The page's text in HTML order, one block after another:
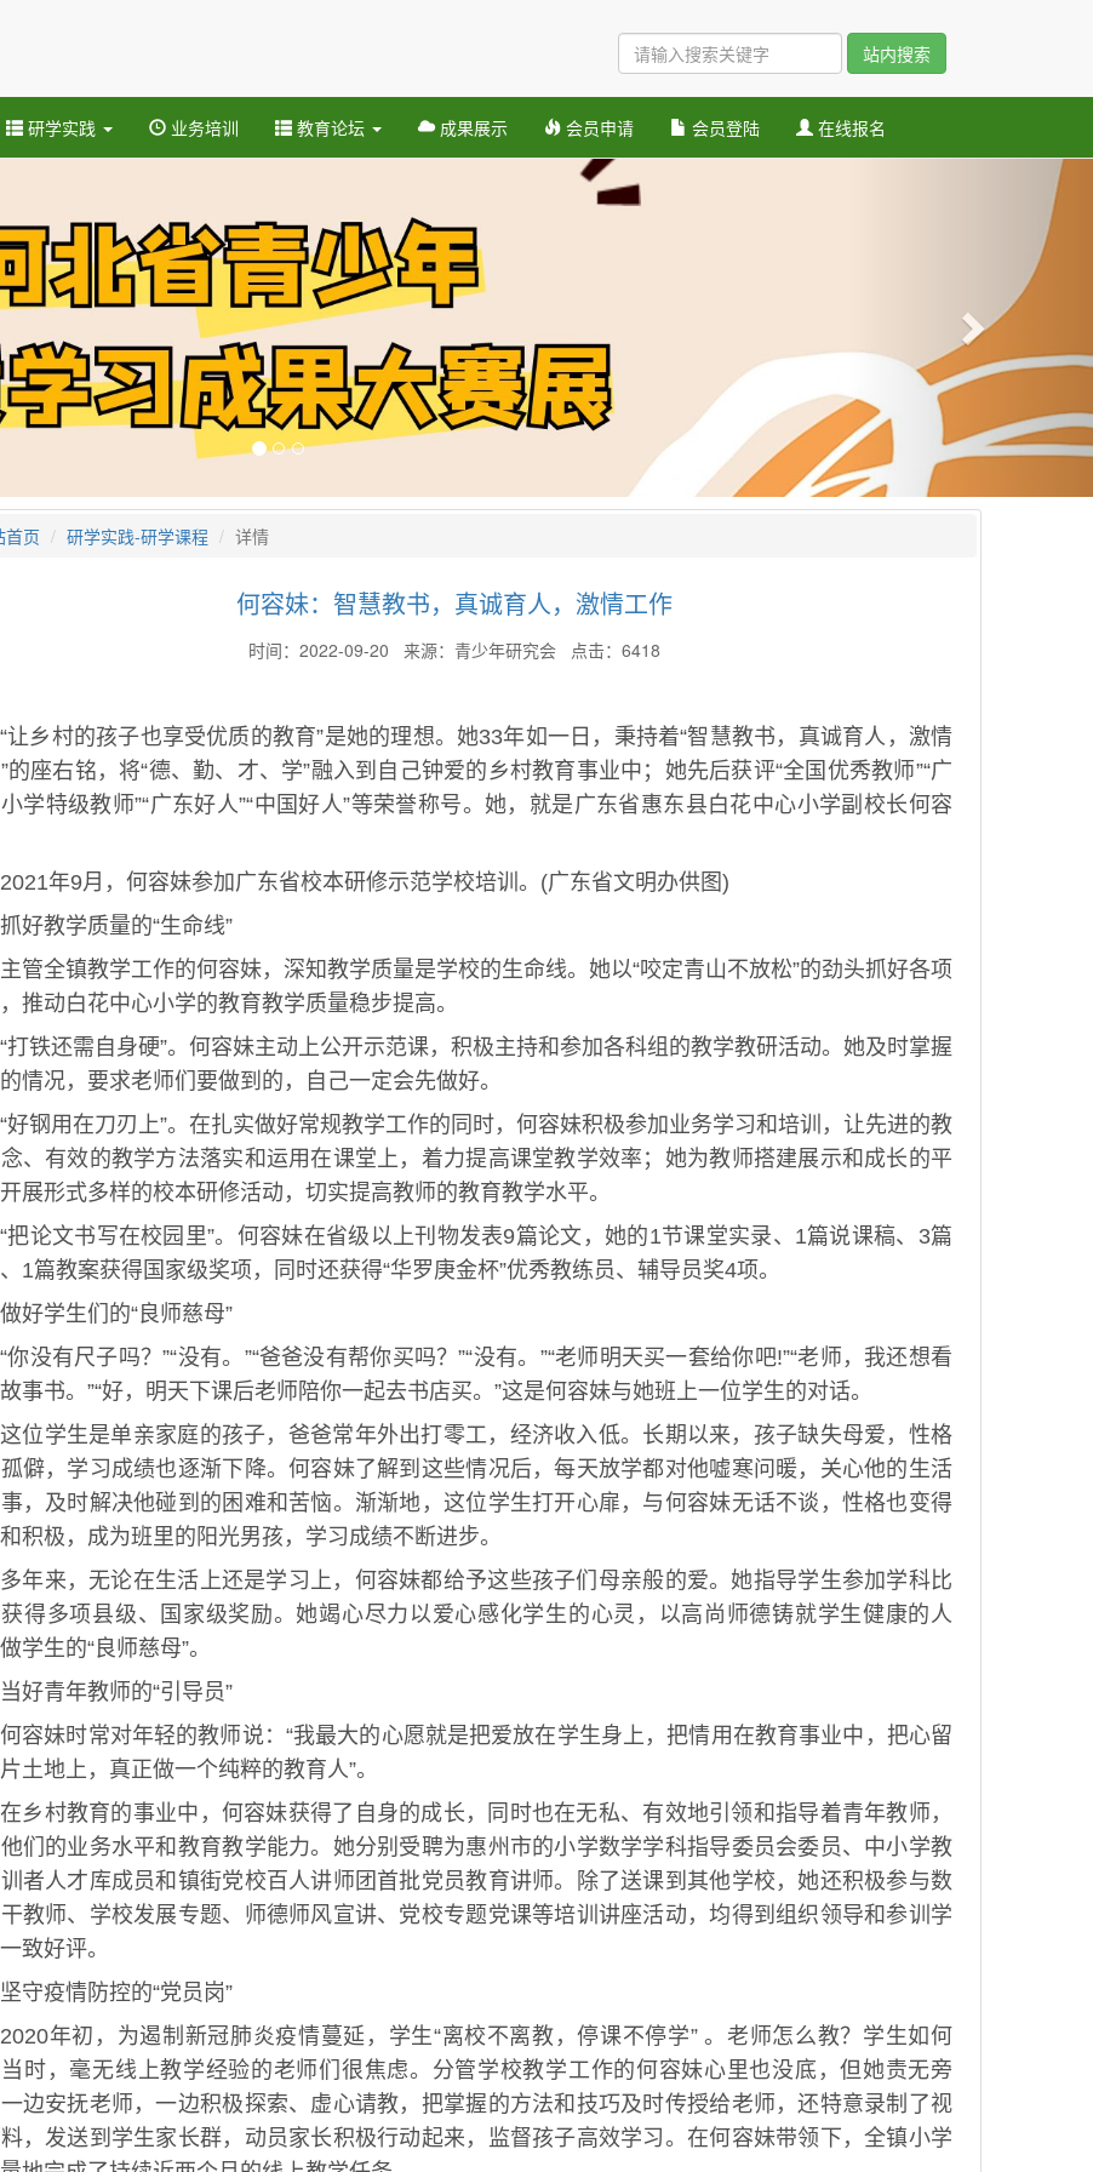
站内搜索
研学实践 业务培训 教育论坛 成果展示 会员申请 会员登陆 在线报名
首页 研学实践-研学课程 详情
何容妹：智慧教书，真诚育人，激情工作
时间：2022-09-20 来源：青少年研究会 点击：6418
“让乡村的孩子也享受优质的教育”是她的理想。她33年如一日，秉持着“智慧教书，真诚育人，激情
的座右铭，将“德、勤、才、学”融入到自己钟爱的乡村教育事业中；她先后获评“全国优秀教师”“广
学特级教师”“广东好人”“中国好人”等荣誉称号。她，就是广东省惠东县白花中心小学副校长何容
2021年9月，何容妹参加广东省校本研修示范学校培训。(广东省文明办供图)
抓好教学质量的“生命线”
主管全镇教学工作的何容妹，深知教学质量是学校的生命线。她以“咬定青山不放松”的劲头抓好各项
推动白花中心小学的教育教学质量稳步提高。
“打铁还需自身硬”。何容妹主动上公开示范课，积极主持和参加各科组的教学教研活动。她及时掌握
情况，要求老师们要做到的，自己一定会先做好。
“好钢用在刀刃上”。在扎实做好常规教学工作的同时，何容妹积极参加业务学习和培训，让先进的教
、有效的教学方法落实和运用在课堂上，着力提高课堂教学效率；她为教师搭建展示和成长的平
展形式多样的校本研修活动，切实提高教师的教育教学水平。
“把论文书写在校园里”。何容妹在省级以上刊物发表9篇论文，她的1节课堂实录、1篇说课稿、3篇
1篇教案获得国家级奖项，同时还获得“华罗庚金杯”优秀教练员、辅导员奖4项。
做好学生们的“良师慈母”
“你没有尺子吗？”“没有。”“爸爸没有帮你买吗？”“没有。”“老师明天买一套给你吧!”“老师，我还想看
事书。”“好，明天下课后老师陪你一起去书店买。”这是何容妹与她班上一位学生的对话。
这位学生是单亲家庭的孩子，爸爸常年外出打零工，经济收入低。长期以来，孩子缺失母爱，性格
僻，学习成绩也逐渐下降。何容妹了解到这些情况后，每天放学都对他嘘寒问暖，关心他的生活
，及时解决他碰到的困难和苦恼。渐渐地，这位学生打开心扉，与何容妹无话不谈，性格也变得
积极，成为班里的阳光男孩，学习成绩不断进步。
多年来，无论在生活上还是学习上，何容妹都给予这些孩子们母亲般的爱。她指导学生参加学科比
得多项县级、国家级奖励。她竭心尽力以爱心感化学生的心灵，以高尚师德铸就学生健康的人
学生的“良师慈母”。
当好青年教师的“引导员”
何容妹时常对年轻的教师说：“我最大的心愿就是把爱放在学生身上，把情用在教育事业中，把心留
土地上，真正做一个纯粹的教育人”。
在乡村教育的事业中，何容妹获得了自身的成长，同时也在无私、有效地引领和指导着青年教师，
们的业务水平和教育教学能力。她分别受聘为惠州市的小学数学学科指导委员会委员、中小学教
者人才库成员和镇街党校百人讲师团首批党员教育讲师。除了送课到其他学校，她还积极参与数
教师、学校发展专题、师德师风宣讲、党校专题党课等培训讲座活动，均得到组织领导和参训学
致好评。
坚守疫情防控的“党员岗”
2020年初，为遏制新冠肺炎疫情蔓延，学生“离校不离教，停课不停学” 。老师怎么教？学生如何
时，毫无线上教学经验的老师们很焦虑。分管学校教学工作的何容妹心里也没底，但她责无旁
边安抚老师，一边积极探索、虚心请教，把掌握的方法和技巧及时传授给老师，还特意录制了视
，发送到学生家长群，动员家长积极行动起来，监督孩子高效学习。在何容妹带领下，全镇小学